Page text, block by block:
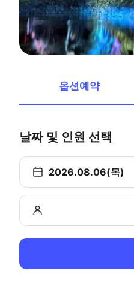
옵션예약
날짜 및 인원 선택
2026.08.06(목)